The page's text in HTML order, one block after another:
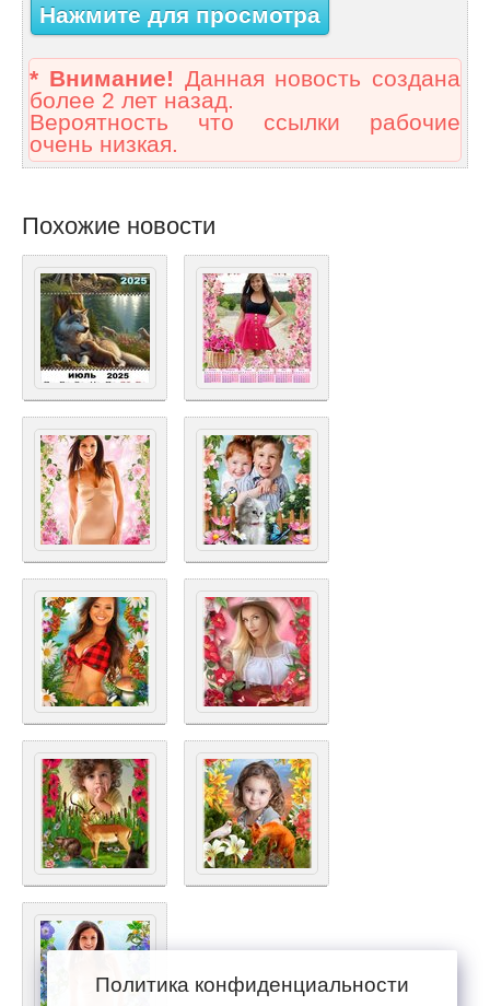
Нажмите для просмотра
* Внимание! Данная новость создана
более 2 лет назад.
Вероятность что ссылки рабочие
очень низкая.
Похожие новости
Политика конфиденциальности